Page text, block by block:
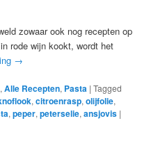
zowaar ook nog recepten op
rode wijn kookt, wordt het
→
,Alle Recepten, Pasta |Tagged
,citroenrasp,olijfolie,
,peper,peterselie,ansjovis |